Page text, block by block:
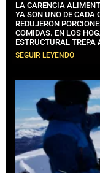
LA CARENCIA
YA SON UNO DE CADA
REDUJERON
COMIDAS. EN LOS
ESTRUCTURAL TREPA
SEGUIR LEYENDO